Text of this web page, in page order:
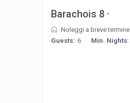
Barachois 8 ·
Noleggi a breve termine
Guests: 6 Min. Nights: